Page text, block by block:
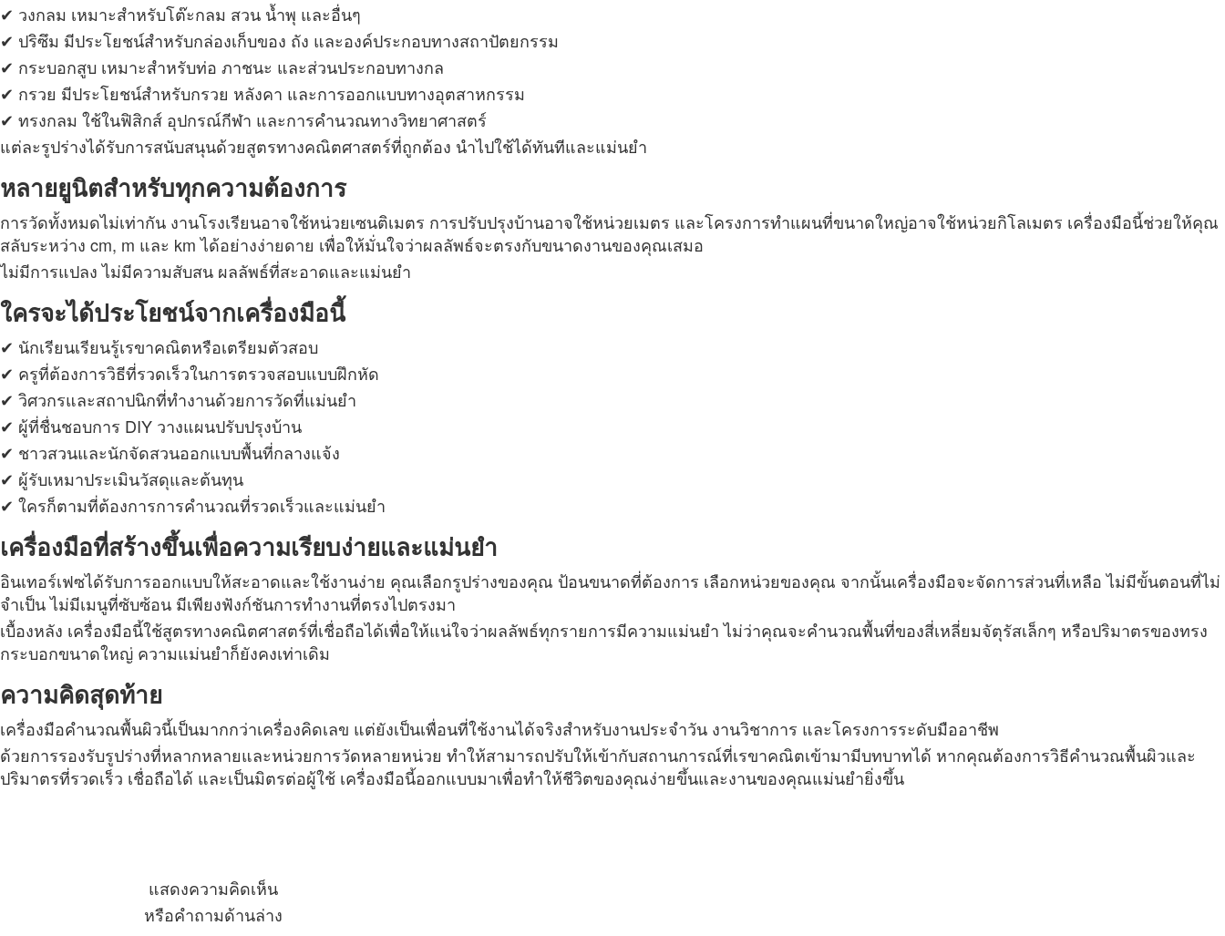
✔ วงกลม เหมาะสำหรับโต๊ะกลม สวน น้ำพุ และอื่นๆ
✔ ปริซึม มีประโยชน์สำหรับกล่องเก็บของ ถัง และองค์ประกอบทางสถาปัตยกรรม
✔ กระบอกสูบ เหมาะสำหรับท่อ ภาชนะ และส่วนประกอบทางกล
✔ กรวย มีประโยชน์สำหรับกรวย หลังคา และการออกแบบทางอุตสาหกรรม
✔ ทรงกลม ใช้ในฟิสิกส์ อุปกรณ์กีฬา และการคำนวณทางวิทยาศาสตร์
แต่ละรูปร่างได้รับการสนับสนุนด้วยสูตรทางคณิตศาสตร์ที่ถูกต้อง นำไปใช้ได้ทันทีและแม่นยำ
หลายยูนิตสำหรับทุกความต้องการ
การวัดทั้งหมดไม่เท่ากัน งานโรงเรียนอาจใช้หน่วยเซนติเมตร การปรับปรุงบ้านอาจใช้หน่วยเมตร และโครงการทำแผนที่ขนาดใหญ่อาจใช้หน่วยกิโลเมตร เครื่องมือนี้ช่วยให้คุณ
สลับระหว่าง cm, m และ km ได้อย่างง่ายดาย เพื่อให้มั่นใจว่าผลลัพธ์จะตรงกับขนาดงานของคุณเสมอ
ไม่มีการแปลง ไม่มีความสับสน ผลลัพธ์ที่สะอาดและแม่นยำ
ใครจะได้ประโยชน์จากเครื่องมือนี้
✔ นักเรียนเรียนรู้เรขาคณิตหรือเตรียมตัวสอบ
✔ ครูที่ต้องการวิธีที่รวดเร็วในการตรวจสอบแบบฝึกหัด
✔ วิศวกรและสถาปนิกที่ทำงานด้วยการวัดที่แม่นยำ
✔ ผู้ที่ชื่นชอบการ DIY วางแผนปรับปรุงบ้าน
✔ ชาวสวนและนักจัดสวนออกแบบพื้นที่กลางแจ้ง
✔ ผู้รับเหมาประเมินวัสดุและต้นทุน
✔ ใครก็ตามที่ต้องการการคำนวณที่รวดเร็วและแม่นยำ
เครื่องมือที่สร้างขึ้นเพื่อความเรียบง่ายและแม่นยำ
อินเทอร์เฟซได้รับการออกแบบให้สะอาดและใช้งานง่าย คุณเลือกรูปร่างของคุณ ป้อนขนาดที่ต้องการ เลือกหน่วยของคุณ จากนั้นเครื่องมือจะจัดการส่วนที่เหลือ ไม่มีขั้นตอนที่ไม่
จำเป็น ไม่มีเมนูที่ซับซ้อน มีเพียงฟังก์ชันการทำงานที่ตรงไปตรงมา
เบื้องหลัง เครื่องมือนี้ใช้สูตรทางคณิตศาสตร์ที่เชื่อถือได้เพื่อให้แน่ใจว่าผลลัพธ์ทุกรายการมีความแม่นยำ ไม่ว่าคุณจะคำนวณพื้นที่ของสี่เหลี่ยมจัตุรัสเล็กๆ หรือปริมาตรของทรง
กระบอกขนาดใหญ่ ความแม่นยำก็ยังคงเท่าเดิม
ความคิดสุดท้าย
เครื่องมือคำนวณพื้นผิวนี้เป็นมากกว่าเครื่องคิดเลข แต่ยังเป็นเพื่อนที่ใช้งานได้จริงสำหรับงานประจำวัน งานวิชาการ และโครงการระดับมืออาชีพ
ด้วยการรองรับรูปร่างที่หลากหลายและหน่วยการวัดหลายหน่วย ทำให้สามารถปรับให้เข้ากับสถานการณ์ที่เรขาคณิตเข้ามามีบทบาทได้ หากคุณต้องการวิธีคำนวณพื้นผิวและ
ปริมาตรที่รวดเร็ว เชื่อถือได้ และเป็นมิตรต่อผู้ใช้ เครื่องมือนี้ออกแบบมาเพื่อทำให้ชีวิตของคุณง่ายขึ้นและงานของคุณแม่นยำยิ่งขึ้น
แสดงความคิดเห็น
หรือคำถามด้านล่าง